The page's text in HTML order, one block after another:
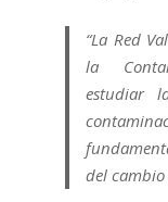
“La Red
la
estudiar
del